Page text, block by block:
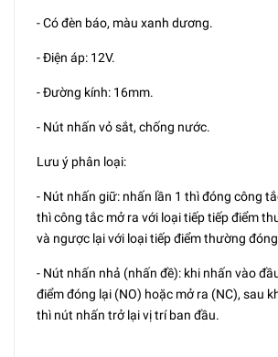
- Có đèn báo, màu xanh dương.
- Điện áp: 12V.
- Đường kính: 16mm.
- Nút nhấn vỏ sắt, chống nước.
Lưu ý phân loại:
- Nút nhấn giữ: nhấn lần 1 thì đóng công
thì công tắc mở ra với loại tiếp tiếp điểm
và ngược lại với loại tiếp điểm thường
- Nút nhấn nhả (nhấn đề): khi nhấn vào
điểm đóng lại (NO) hoặc mở ra (NC), sau
thì nút nhấn trở lại vị trí ban đầu.